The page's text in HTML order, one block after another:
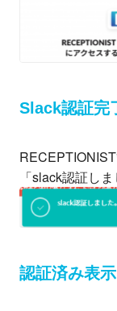
Slack認証完
「slack認証し
認証済み表